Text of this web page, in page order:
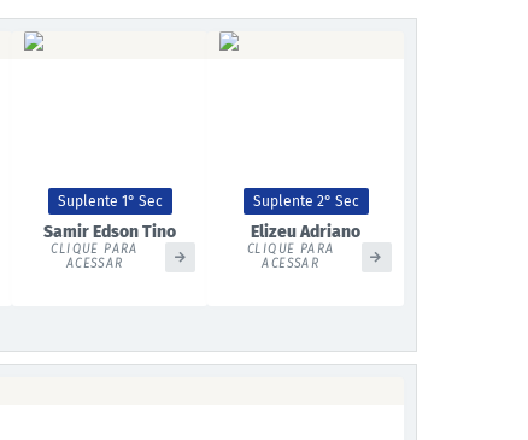
Suplente 1° Sec
Samir Edson Tino
CLIQUE PARA
ACESSAR
Suplente 2° Sec
Elizeu Adriano
CLIQUE PARA
ACESSAR